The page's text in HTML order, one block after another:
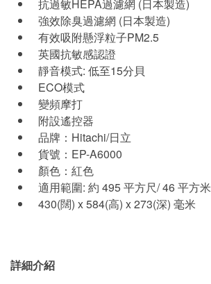
抗過敏HEPA過濾網 (日本製造)
強效除臭過濾網 (日本製造)
有效吸附懸浮粒子PM2.5
英國抗敏感認證
靜音模式: 低至15分貝
ECO模式
變頻摩打
附設遙控器
品牌：Hitachi/日立
貨號：EP-A6000
顏色：紅色
適用範圍: 約 495 平方尺/ 46 平方米
430(闊) x 584(高) x 273(深) 毫米
詳細介紹